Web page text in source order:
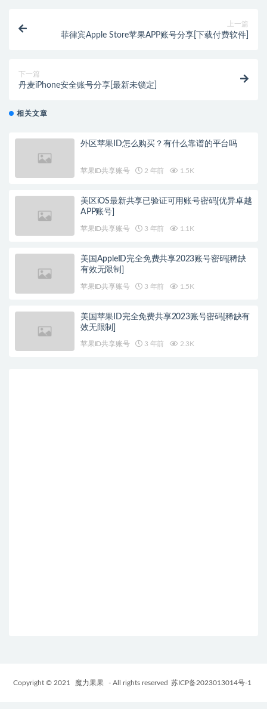
上一篇
菲律宾Apple Store苹果APP账号分享[下载付费软件]
下一篇
丹麦iPhone安全账号分享[最新未锁定]
相关文章
外区苹果ID怎么购买？有什么靠谱的平台吗
苹果ID共享账号 2 年前 1.5K
美区iOS最新共享已验证可用账号密码[优异卓越
APP账号]
苹果ID共享账号 3 年前 1.1K
美国AppleID完全免费共享2023账号密码[稀缺
有效无限制]
苹果ID共享账号 3 年前 1.5K
美国苹果ID完全免费共享2023账号密码[稀缺有
效无限制]
苹果ID共享账号 3 年前 2.3K
Copyright © 2021 魔力果果 - All rights reserved 苏ICP备2023013014号-1